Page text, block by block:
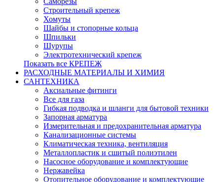
Строительный крепеж
Хомуты
Шайбы и стопорные кольца
Шпильки
Шурупы
Электротехнический крепеж
Показать все КРЕПЕЖ
РАСХОДНЫЕ МАТЕРИАЛЫ И ХИМИЯ
САНТЕХНИКА
Аксиальные фитинги
Все для газа
Гибкая подводка и шланги для бытовой техники
Запорная арматура
Измерительная и предохранительная арматура
Канализационные системы
Климатическая техника, вентиляция
Металлопластик и сшитый полиэтилен
Насосное оборудование и комплектующие
Нержавейка
Отопительное оборудование и комплектующие